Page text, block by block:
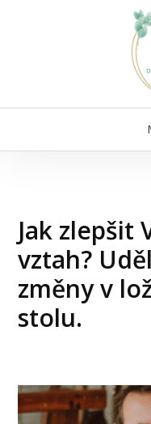
Jak zlepšit
vztah?
změny v
stolu.